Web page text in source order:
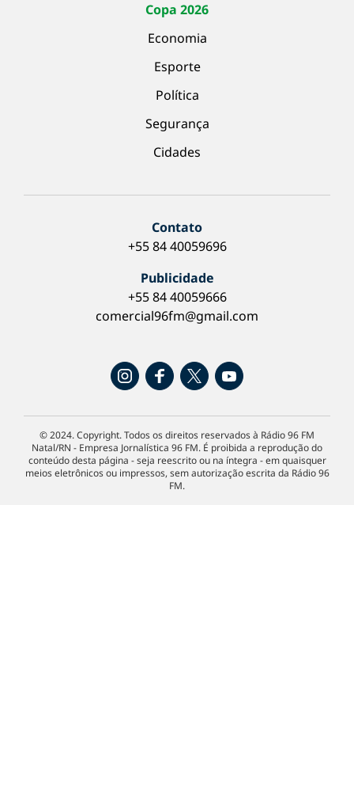
Copa 2026
Economia
Esporte
Política
Segurança
Cidades
Contato
+55 84 40059696
Publicidade
+55 84 40059666
comercial96fm@gmail.com
© 2024. Copyright. Todos os direitos reservados à Rádio 96 FM
Natal/RN - Empresa Jornalística 96 FM. É proibida a reprodução do
conteúdo desta página - seja reescrito ou na íntegra - em quaisquer
meios eletrônicos ou impressos, sem autorização escrita da Rádio 96
FM.